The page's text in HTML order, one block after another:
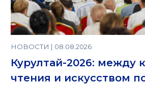
НОВОСТИ | 08.08.2026
Курултай-2026: между
чтения и искусством